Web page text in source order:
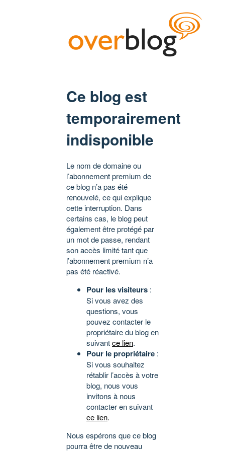
Ce blog est
temporairement
indisponible
Le nom de domaine ou
l’abonnement premium de
ce blog n’a pas été
renouvelé, ce qui explique
cette interruption. Dans
certains cas, le blog peut
également être protégé par
un mot de passe, rendant
son accès limité tant que
l’abonnement premium n’a
pas été réactivé.
Pour les visiteurs :
Si vous avez des
questions, vous
pouvez contacter le
propriétaire du blog en
suivantce lien.
Pour le propriétaire :
Si vous souhaitez
rétablir l’accès à votre
blog, nous vous
invitons à nous
contacter en suivant
ce lien.
Nous espérons que ce blog
pourra être de nouveau